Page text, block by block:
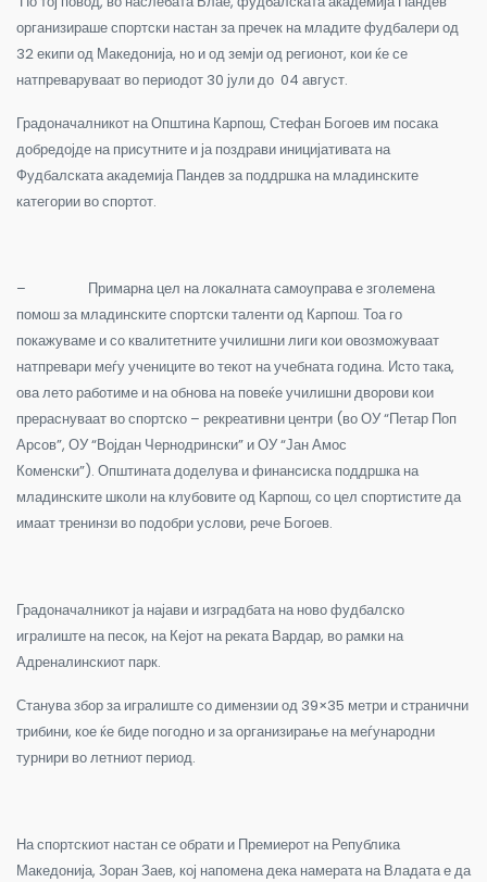
организираше спортски настан за пречек на младите фудбалери од
32 екипи од Македонија, но и од земји од регионот, кои ќе се
натпреваруваат во периодот 30 јули до 04 август.
Градоначалникот на Општина Карпош, Стефан Богоев им посака
добредојде на присутните и ја поздрави иницијативата на
Фудбалската академија Пандев за поддршка на младинските
категории во спортот.
– Примарна цел на локалната самоуправа е зголемена
помош за младинските спортски таленти од Карпош. Тоа го
покажуваме и со квалитетните училишни лиги кои овозможуваат
натпревари меѓу учениците во текот на учебната година. Исто така,
ова лето работиме и на обнова на повеќе училишни дворови кои
прераснуваат во спортско – рекреативни центри (во ОУ “Петар Поп
Арсов”, ОУ “Војдан Чернодрински” и ОУ “Јан Амос
Коменски”). Општината доделува и финансиска поддршка на
младинските школи на клубовите од Карпош, со цел спортистите да
имаат тренинзи во подобри услови, рече Богоев.
Градоначалникот ја најави и изградбата на ново фудбалско
игралиште на песок, на Кејот на реката Вардар, во рамки на
Адреналинскиот парк.
Станува збор за игралиште со димензии од 39×35 метри и странични
трибини, кое ќе биде погодно и за организирање на меѓународни
турнири во летниот период.
На спортскиот настан се обрати и Премиерот на Република
Македонија, Зоран Заев, кој напомена дека намерата на Владата е да